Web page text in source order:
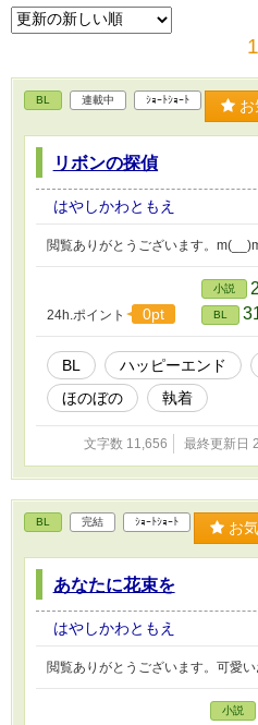
BL 連載中 ｼｮｰﾄｼｮｰﾄ
リボンの探偵
はやしかわともえ
閲覧ありがとうございます。
24h.ポイント 0pt
小説
BL
BL ハッピーエンド
ほのぼの
執着
文字数 11,656 最終更新日
BL 完結 ｼｮｰﾄｼｮｰﾄ お
あなたに花束を
はやしかわともえ
閲覧ありがとうございます。可愛い
小説